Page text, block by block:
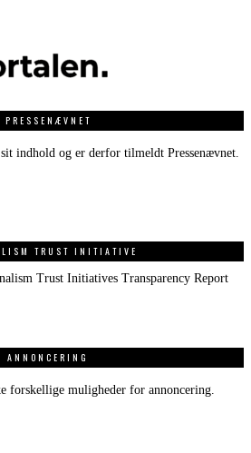
PRESSENÆVNET
indhold og er derfor tilmeldt Pressenævnet.
TRUST INITIATIVE
Trust Initiatives Transparency Report
ANNONCERING
forskellige muligheder for annoncering.